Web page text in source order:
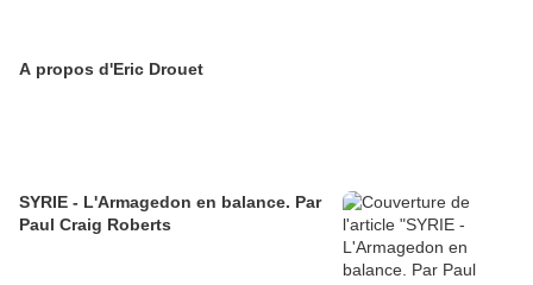
A propos d'Eric Drouet
SYRIE - L'Armagedon en balance. Par
Paul Craig Roberts